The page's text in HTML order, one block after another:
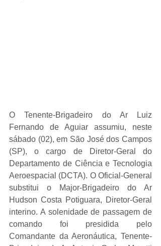
O Tenente-Brigadeiro do Ar Luiz
Fernando de Aguiar assumiu, neste
sábado (02), em São José dos Campos
(SP), o cargo de Diretor-Geral do
Departamento de Ciência e Tecnologia
Aeroespacial (DCTA). O Oficial-General
substitui o Major-Brigadeiro do Ar
Hudson Costa Potiguara, Diretor-Geral
interino. A solenidade de passagem de
comando foi presidida pelo
Comandante da Aeronáutica, Tenente-